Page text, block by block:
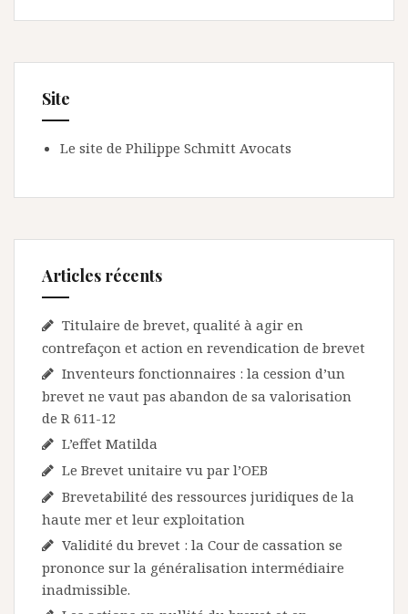
Site
Le site de Philippe Schmitt Avocats
Articles récents
Titulaire de brevet, qualité à agir en
contrefaçon et action en revendication de brevet
Inventeurs fonctionnaires : la cession d’un
brevet ne vaut pas abandon de sa valorisation
de R 611-12
L’effet Matilda
Le Brevet unitaire vu par l’OEB
Brevetabilité des ressources juridiques de la
haute mer et leur exploitation
Validité du brevet : la Cour de cassation se
prononce sur la généralisation intermédiaire
inadmissible.